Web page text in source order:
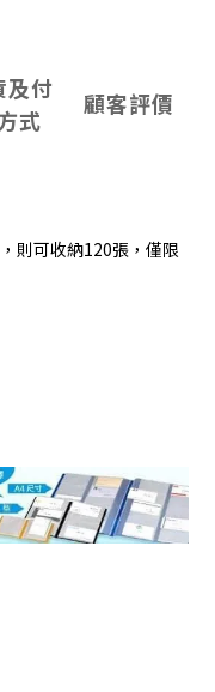
及付
式
顧客評價
則可收納120張，僅限